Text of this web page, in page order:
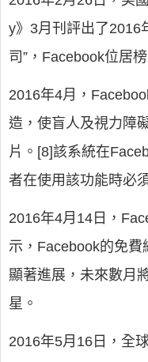
y》3月刊評出了2016
司”，Facebook位居榜
2016年4月，
造，使盲人及視力障
片。[8]該系統在
者在使用該功能時必
2016年4月14日，
示，Facebook的免
顯著進展，未來數月
星。
2016年5月16日，全